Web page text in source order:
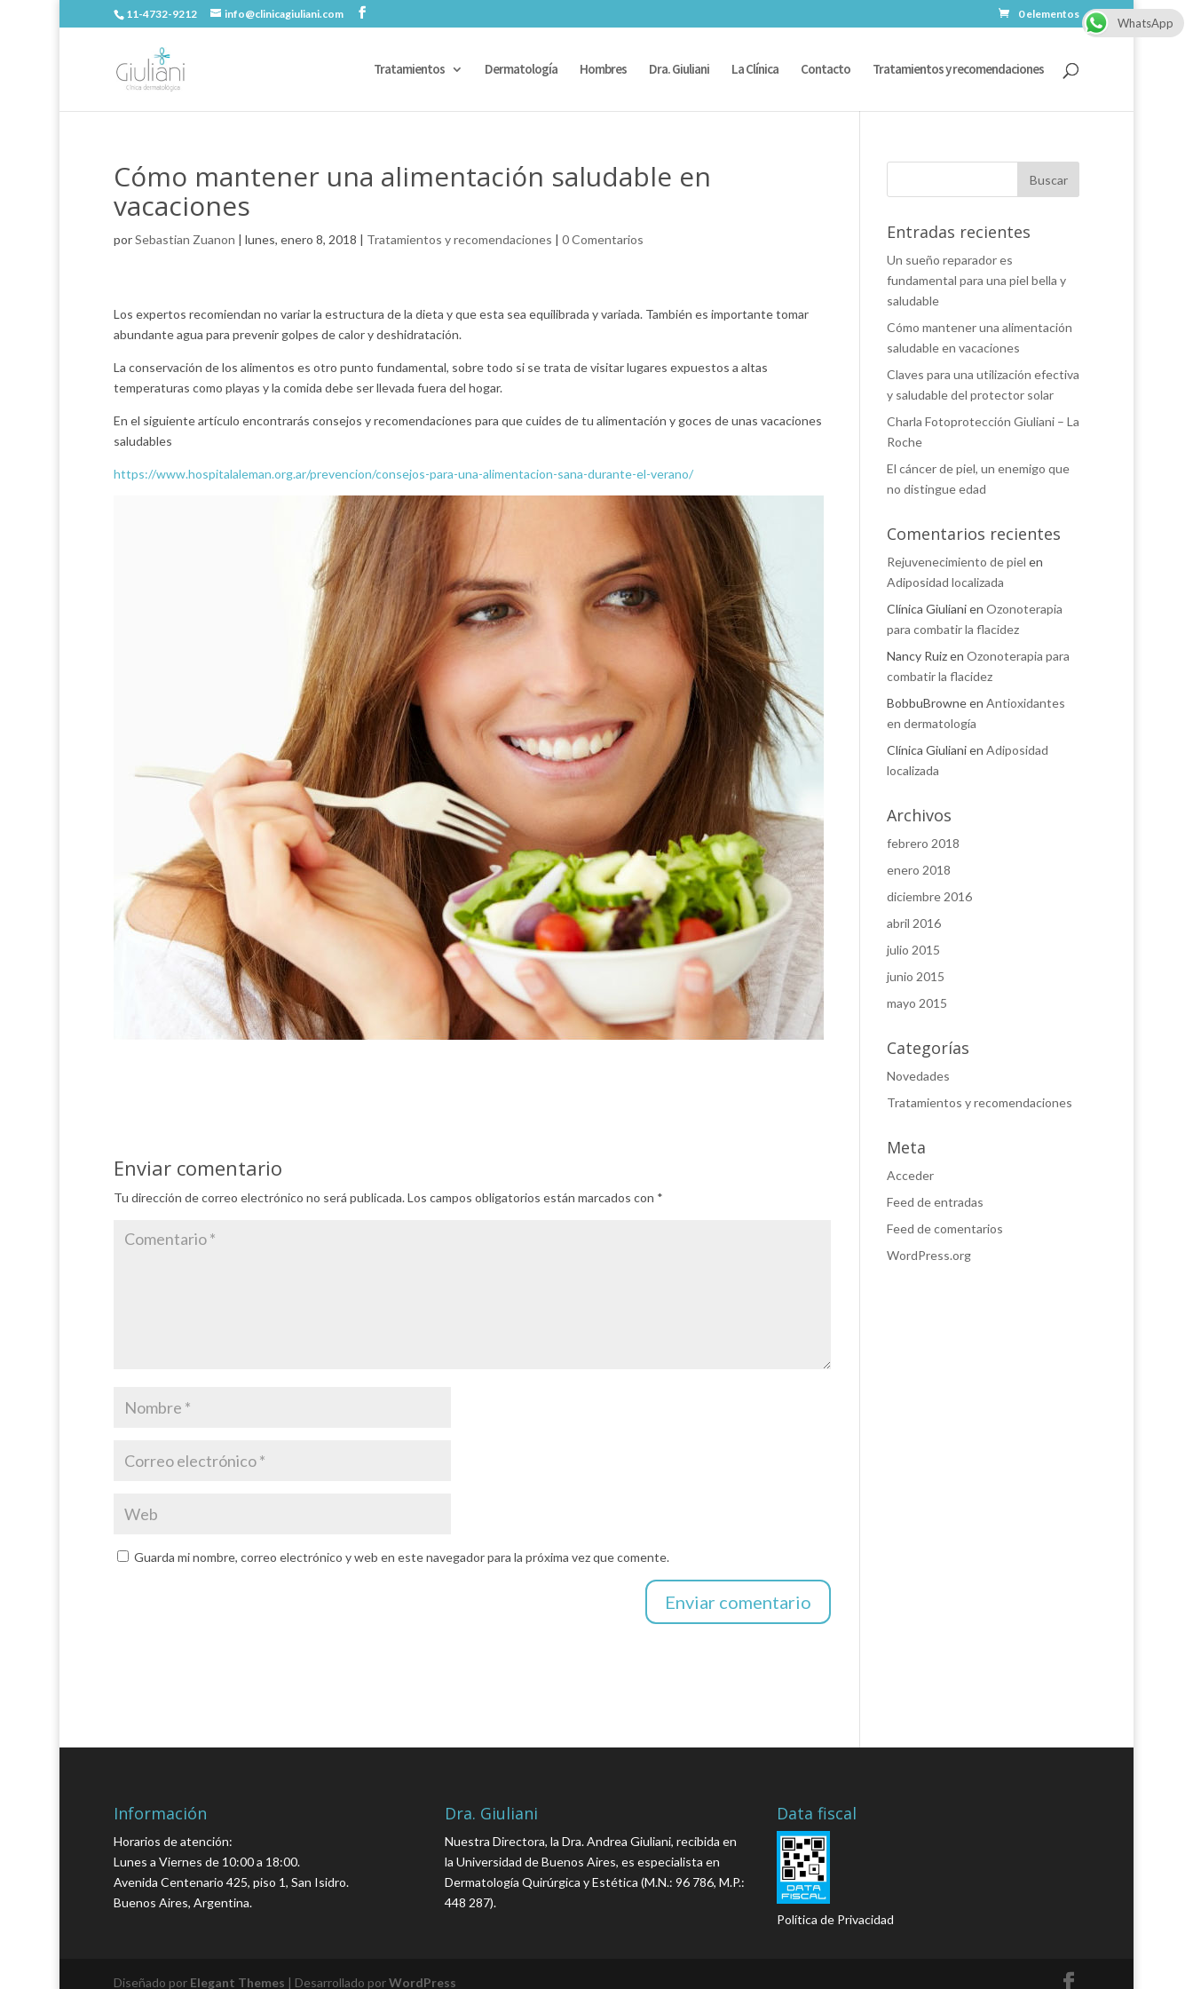
11-4732-9212 info@clinicagiuliani.com 0 elementos
Tratamientos Dermatología Hombres Dra. Giuliani La Clínica Contacto Tratamientos y recomendaciones
Cómo mantener una alimentación saludable en
vacaciones
porSebastian Zuanon | lunes, enero 8, 2018 | Tratamientos y recomendaciones | 0 Comentarios
Los expertos recomiendan no variar la estructura de la dieta y que esta sea equilibrada y variada. También es importante tomar
abundante agua para prevenir golpes de calor y deshidratación.
La conservación de los alimentos es otro punto fundamental, sobre todo si se trata de visitar lugares expuestos a altas
temperaturas como playas y la comida debe ser llevada fuera del hogar.
En el siguiente artículo encontrarás consejos y recomendaciones para que cuides de tu alimentación y goces de unas vacaciones
saludables
https://www.hospitalaleman.org.ar/prevencion/consejos-para-una-alimentacion-sana-durante-el-verano/
Enviar comentario
Tu dirección de correo electrónico no será publicada.Los campos obligatorios están marcados con *
Guarda mi nombre, correo electrónico y web en este navegador para la próxima vez que comente.
Entradas recientes
Un sueño reparador es
fundamental para una piel bella y
saludable
Cómo mantener una alimentación
saludable en vacaciones
Claves para una utilización efectiva
y saludable del protector solar
Charla Fotoprotección Giuliani – La
Roche
El cáncer de piel, un enemigo que
no distingue edad
Comentarios recientes
Rejuvenecimiento de piel en
Adiposidad localizada
Clínica Giulianien Ozonoterapia
para combatir la flacidez
Nancy Ruizen Ozonoterapia para
combatir la flacidez
BobbuBrowneen Antioxidantes
en dermatología
Clínica Giulianien Adiposidad
localizada
Archivos
febrero 2018
enero 2018
diciembre 2016
abril 2016
julio 2015
junio 2015
mayo 2015
Categorías
Novedades
Tratamientos y recomendaciones
Meta
Acceder
Feed de entradas
Feed de comentarios
WordPress.org
Información
Horarios de atención:
Lunes a Viernes de 10:00 a 18:00.
Avenida Centenario 425, piso 1, San Isidro.
Buenos Aires, Argentina.
Dra. Giuliani
Nuestra Directora, la Dra. Andrea Giuliani, recibida en
la Universidad de Buenos Aires, es especialista en
Dermatología Quirúrgica y Estética (M.N.: 96 786, M.P.:
448 287).
Data fiscal
Política de Privacidad
Diseñado por Elegant Themes | Desarrollado porWordPress
WhatsApp